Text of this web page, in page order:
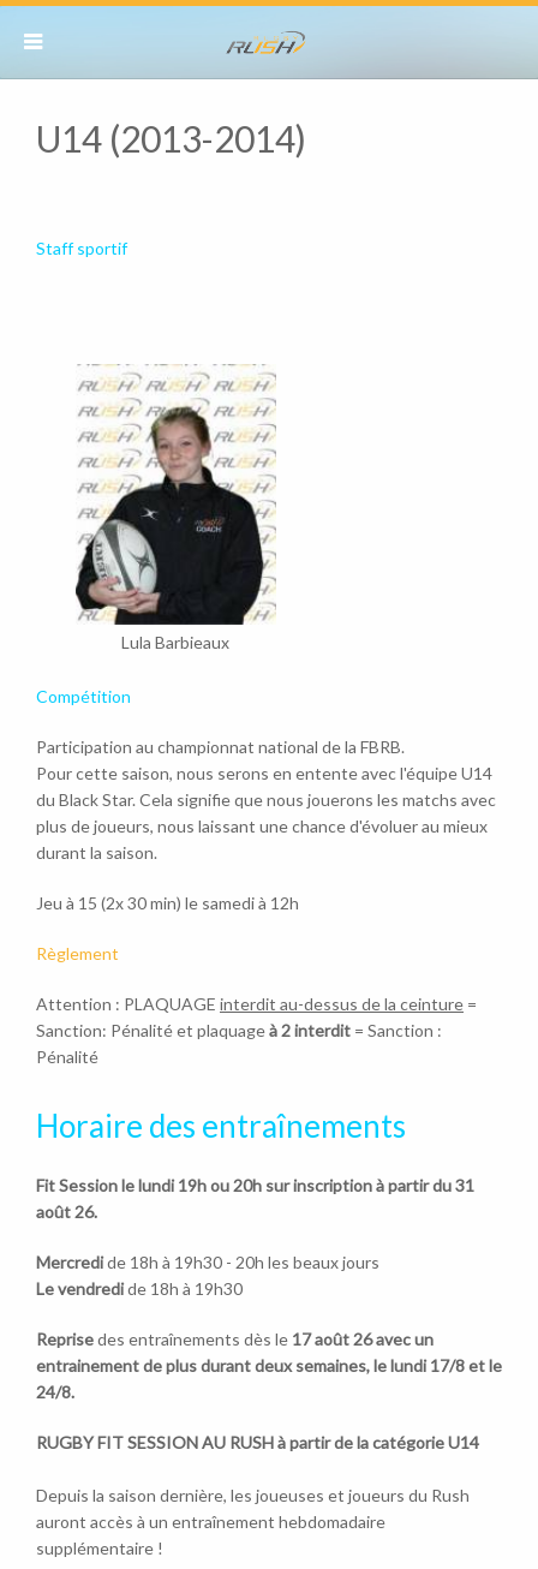
U14 (2013-2014)
Staff sportif
Lula Barbieaux
Compétition
Participation au championnat national de la FBRB.
Pour cette saison, nous serons en entente avec l'équipe U14
du Black Star. Cela signifie que nous jouerons les matchs avec
plus de joueurs, nous laissant une chance d'évoluer au mieux
durant la saison.
Jeu à 15 (2x 30 min) le samedi à 12h
Règlement
Attention : PLAQUAGE interdit au-dessus de la ceinture =
Sanction: Pénalité et plaquageà 2 interdit = Sanction :
Pénalité
Horaire des entraînements
Fit Session le lundi 19h ou 20h sur inscription à partir du 31
août 26.
Mercredide 18h à 19h30 - 20h les beaux jours
Le vendredide 18h à 19h30
Reprisedes entraînements dès le 17 août 26 avec un
entrainement de plus durant deux semaines, le lundi 17/8 et le
24/8.
RUGBY FIT SESSION AU RUSH à partir de la catégorie U14
Depuis la saison dernière, les joueuses et joueurs du Rush
auront accès à un entraînement hebdomadaire
supplémentaire !